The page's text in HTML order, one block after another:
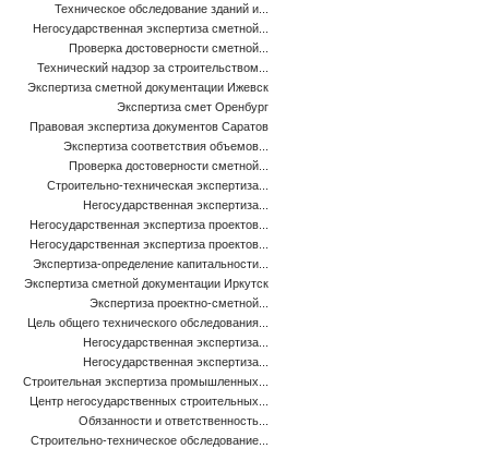
Техническое обследование зданий и...
Негосударственная экспертиза сметной...
Проверка достоверности сметной...
Технический надзор за строительством...
Экспертиза сметной документации Ижевск
Экспертиза смет Оренбург
Правовая экспертиза документов Саратов
Экспертиза соответствия объемов...
Проверка достоверности сметной...
Строительно-техническая экспертиза...
Негосударственная экспертиза...
Негосударственная экспертиза проектов...
Негосударственная экспертиза проектов...
Экспертиза-определение капитальности...
Экспертиза сметной документации Иркутск
Экспертиза проектно-сметной...
Цель общего технического обследования...
Негосударственная экспертиза...
Негосударственная экспертиза...
Строительная экспертиза промышленных...
Центр негосударственных строительных...
Обязанности и ответственность...
Строительно-техническое обследование...